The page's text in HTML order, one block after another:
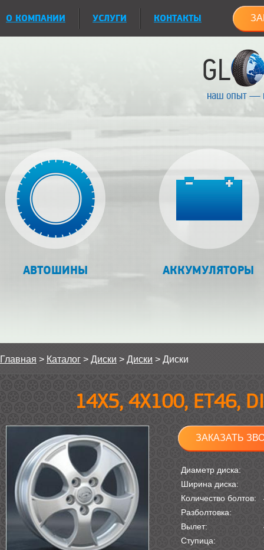
О КОМПАНИИ УСЛУГИ КОНТАКТЫ
наш опыт —
АВТОШИНЫ АККУМУЛЯТОРЫ
Главная > Каталог > Диски > Диски > Диски
14Х5, 4Х100, ET46,
ЗАКАЗАТЬ
Диаметр диска:
Ширина диска:
Количество болтов:
Разболтовка:
Вылет:
Ступица: